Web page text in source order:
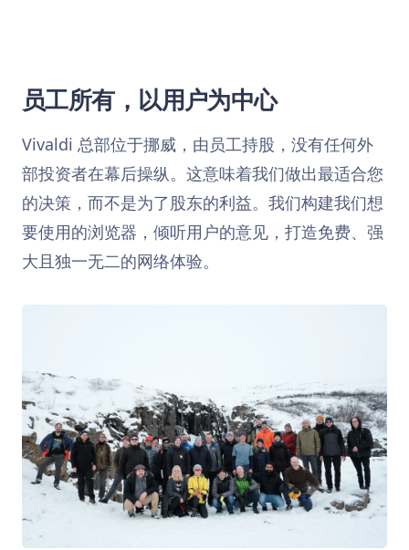
员工所有，以用户为中心
Vivaldi 总部位于挪威，由员工持股，没有任何外
部投资者在幕后操纵。这意味着我们做出最适合您
的决策，而不是为了股东的利益。我们构建我们想
要使用的浏览器，倾听用户的意见，打造免费、强
大且独一无二的网络体验。